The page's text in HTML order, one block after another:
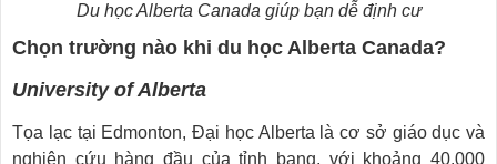
Du học Alberta Canada giúp bạn dễ định cư
Chọn trường nào khi du học Alberta Canada?
University of Alberta
Tọa lạc tại Edmonton, Đại học Alberta là cơ sở giáo dục và
nghiên cứu hàng đầu của tỉnh bang, với khoảng 40.000